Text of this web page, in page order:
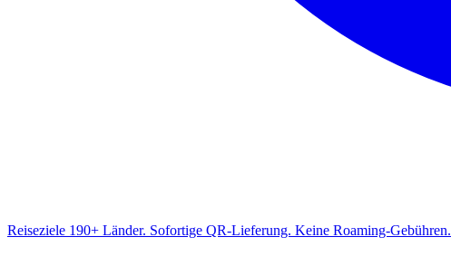
Reiseziele 190+ Länder. Sofortige QR-Lieferung. Keine Roaming-Gebühren.